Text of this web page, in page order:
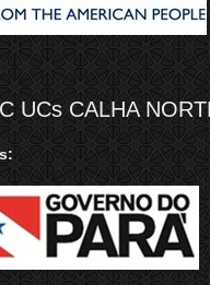
UCs CALHA